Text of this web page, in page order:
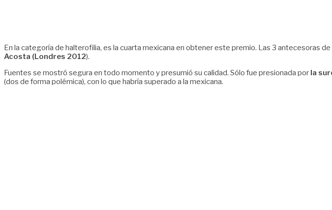
En la categoría de halterofilia, es la cuarta mexicana en obtener este premio. Las 3 antecesoras
Acosta (Londres 2012).
Fuentes se mostró segura en todo momento y presumió su calidad. Sólo fue presionada por la
(dos de forma polémica), con lo que habría superado a la mexicana.